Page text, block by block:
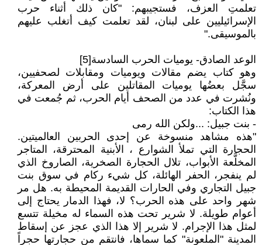
تعلمتِ العزف، فستجيبهم: "كان ذلك أثناء حرب
الإسرائيليين على لبنان، لقد تعلمت كيف أتغلب عليهم
بالموسيقى."
الوعد الصادق- يوميات الحرب السادسة[5]
وهو كتاب يضم مقالات ويوميات ومقابلات لصحفيين،
سجَّل بعضُها يوميات المقاتلين على أرض المعركة،
ونُشرت في عدد من الصحف أيام الحرب، ثم جُمعت في
هذا الكتاب:
- بنت جبيل: ...ولكن الله رمى
"هذه مشاهد منسوخة عن إحدى الحربين العالميتين.
الحجارة التي تملأ الشوارع ، الأبنية المحترقة، المتاجر
المخلَّعة الأبواب، تلال الحجارة الصخرية، الصاروخ الذي
لم ينفجر، الحفر الهائلة، كل شيء ركام في سوق بنت
جبيل التجاري وفي الحارات القديمة المحيطة به. هل مر
شهر واحد على هذه الحرب؟ لا، فهذا الدمار يحتاج إلى
أعوام طويلة. لا شرير تحت هذه السماء له مخيلة تتسع
لمثل هذا الإجرام. لا شرير إلا هذا الذي عجز عن إسقاط
المدينة "الملعونة" كما سماها، فانتقم من حجارتها حجراً